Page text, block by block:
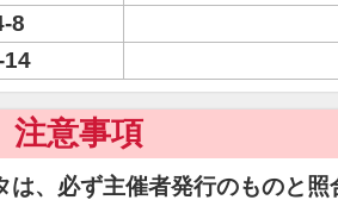
8
14
注意事項
、必ず主催者発行のものと照